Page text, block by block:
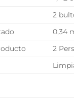
2
0,34
2